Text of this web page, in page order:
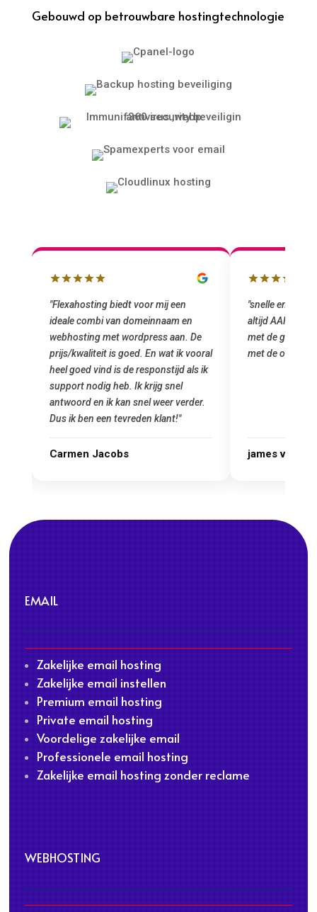
Gebouwd op betrouwbare hostingtechnologie
biedt voor mij een
combi van domeinnaam en
met wordpress aan. De
is goed. En wat ik vooral
vind is de responstijd als ik
nodig heb. Ik krijg snel
en ik kan snel weer verder.
ben een tevreden klant!"
Jacobs
"snelle en vriendelijke service.
altijd AAN (: fijne prijzen
met de grote jongens en dus nu
met de overstap!"
james van oranje
EMAIL
Zakelijke email hosting
Zakelijke email instellen
Premium email hosting
Private email hosting
Voordelige zakelijke email
Professionele email hosting
Zakelijke email hosting zonder reclame
WEBHOSTING